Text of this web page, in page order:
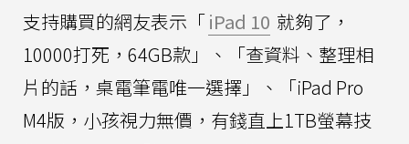
支持購買的網友表示「iPad 10 就夠了，
10000打死，64GB款」、「查資料、整理相
片的話，桌電筆電唯一選擇」、「iPad Pro
M4版，小孩視力無價，有錢直上1TB螢幕技